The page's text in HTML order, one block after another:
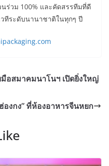
ร่วม 100% และคัดสรรทีมที่ดี
ทีระดับนานาชาติในทุกๆ ปี
อสมาคมนาโนฯ เปิดยิ่งใหญ่
องกง” ที่ห้องอาหารจีนหยก